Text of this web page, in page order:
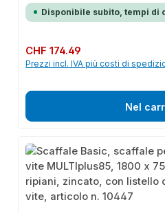
Disponibile subito, tempi di
Prezzo normale:
CHF 174.49
Prezzi incl. IVA più costi di
Nel